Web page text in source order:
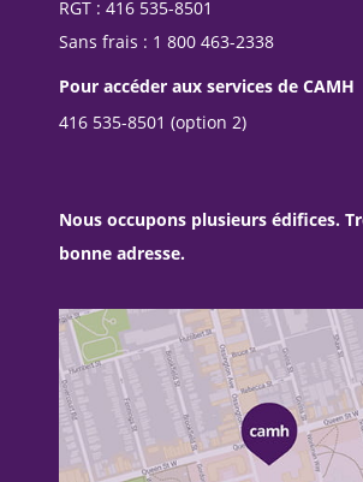
RGT : 416 535-8501
Sans frais : 1 800 463-2338
Pour accéder aux services de CAMH
416 535-8501 (option 2)
Nous occupons plusieurs édifices.
bonne adresse.